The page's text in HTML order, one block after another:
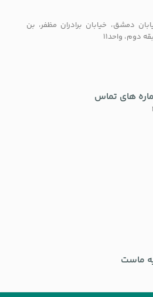
دمشق، خیابان برادران مظفر، بن
های تماس
ماست